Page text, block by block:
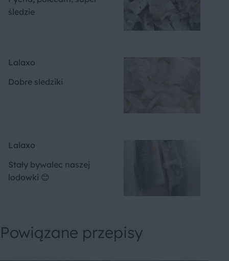
śledzie
Lalaxo
Dobre sledziki
Lalaxo
Stały bywalec naszej
lodowki 😊
Powiązane przepisy